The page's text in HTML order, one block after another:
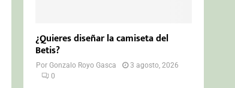
¿Quieres diseñar la camiseta del
Betis?
PorGonzalo Royo Gasca
3 agosto, 2026
0